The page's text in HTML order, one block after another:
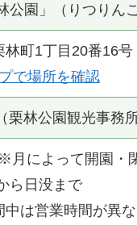
公園」（りつりん
林町1丁目20番16号
で場所を確認
栗林公園観光事務所
月によって開園・
ら日没まで
は営業時間が異な